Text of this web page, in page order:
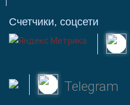
Счетчики, соцсети
Telegram